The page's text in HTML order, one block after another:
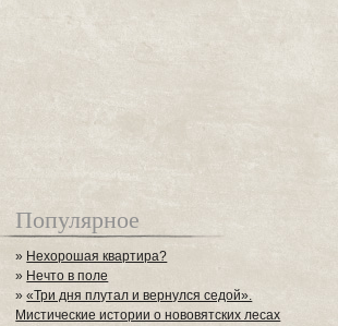
Популярное
» Нехорошая квартира?
» Нечто в поле
»«Три дня плутал и вернулся седой».
Мистические истории о нововятских лесах